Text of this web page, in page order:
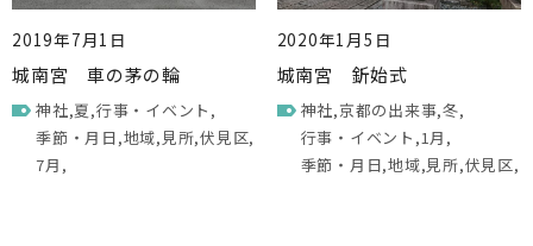
2019年7月1日
城南宮 車の茅の輪
神社 夏 行事・イベント
季節・月日 地域 見所 伏見区
7月
2020年1月5日
城南宮 釿始式
神社 京都の出来事 冬
行事・イベント 1月
季節・月日 地域 見所 伏見区